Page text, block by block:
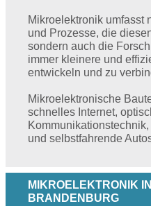
Mikroelektronik umfasst
und Prozesse, die
sondern auch die
immer kleinere und
entwickeln und zu
Mikroelektronische
schnelles Internet,
und selbstfahrende
MIKROELEKTRONIK
BRANDENBURG